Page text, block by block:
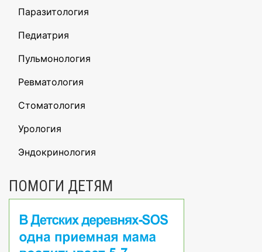
Паразитология
Педиатрия
Пульмонология
Ревматология
Стоматология
Урология
Эндокринология
ПОМОГИ ДЕТЯМ